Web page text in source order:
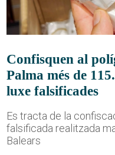
Confisquen al
Palma més de
luxe falsificades
Es tracta de la
falsificada realitzada
Balears